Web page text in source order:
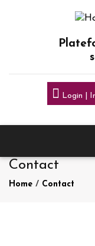
Login |
Contact
Home / Contact